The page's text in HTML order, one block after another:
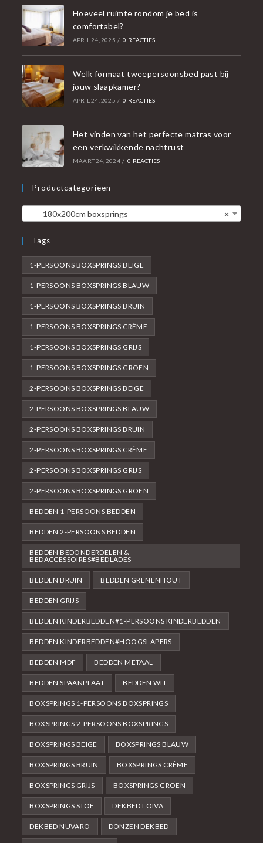
Hoeveel ruimte rondom je bed is
comfortabel?
APRIL 24, 2025 / 0 REACTIES
Welk formaat tweepersoonsbed past bij
jouw slaapkamer?
APRIL 24, 2025 / 0 REACTIES
Het vinden van het perfecte matras voor
een verkwikkende nachtrust
MAART 24, 2024 / 0 REACTIES
Productcategorieën
×
180x200cm boxsprings
Tags
1-PERSOONS BOXSPRINGS BEIGE
1-PERSOONS BOXSPRINGS BLAUW
1-PERSOONS BOXSPRINGS BRUIN
1-PERSOONS BOXSPRINGS CRÈME
1-PERSOONS BOXSPRINGS GRIJS
1-PERSOONS BOXSPRINGS GROEN
2-PERSOONS BOXSPRINGS BEIGE
2-PERSOONS BOXSPRINGS BLAUW
2-PERSOONS BOXSPRINGS BRUIN
2-PERSOONS BOXSPRINGS CRÈME
2-PERSOONS BOXSPRINGS GRIJS
2-PERSOONS BOXSPRINGS GROEN
BEDDEN 1-PERSOONS BEDDEN
BEDDEN 2-PERSOONS BEDDEN
BEDDEN BEDONDERDELEN &
BEDACCESSOIRES#BEDLADES
BEDDEN BRUIN BEDDEN GRENENHOUT
BEDDEN GRIJS
BEDDEN KINDERBEDDEN#1-PERSOONS KINDERBEDDEN
BEDDEN KINDERBEDDEN#HOOGSLAPERS
BEDDEN MDF BEDDEN METAAL
BEDDEN SPAANPLAAT BEDDEN WIT
BOXSPRINGS 1-PERSOONS BOXSPRINGS
BOXSPRINGS 2-PERSOONS BOXSPRINGS
BOXSPRINGS BEIGE BOXSPRINGS BLAUW
BOXSPRINGS BRUIN BOXSPRINGS CRÈME
BOXSPRINGS GRIJS BOXSPRINGS GROEN
BOXSPRINGS STOF DEKBED LOIVA
DEKBED NUVARO DONZEN DEKBED